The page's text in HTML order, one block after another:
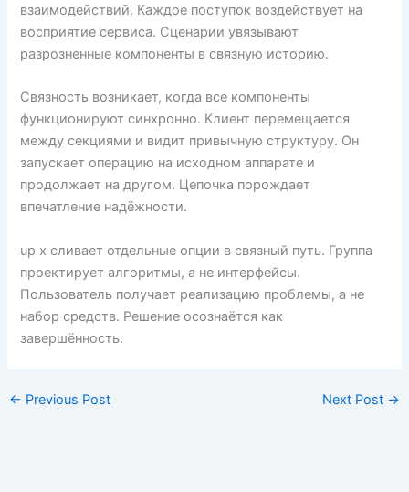
взаимодействий. Каждое поступок воздействует на
восприятие сервиса. Сценарии увязывают
разрозненные компоненты в связную историю.
Связность возникает, когда все компоненты
функционируют синхронно. Клиент перемещается
между секциями и видит привычную структуру. Он
запускает операцию на исходном аппарате и
продолжает на другом. Цепочка порождает
впечатление надёжности.
up x сливает отдельные опции в связный путь. Группа
проектирует алгоритмы, а не интерфейсы.
Пользователь получает реализацию проблемы, а не
набор средств. Решение осознаётся как
завершённость.
← Previous Post Next Post →